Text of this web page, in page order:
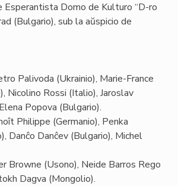
Esperantista Domo de Kulturo “D-ro
(Bulgario), sub la aŭspicio de
Palivoda (Ukrainio), Marie-France
Nicolino Rossi (Italio), Jaroslav
Popova (Bulgario).
Philippe (Germanio), Penka
Danĉo Danĉev (Bulgario), Michel
Browne (Usono), Neide Barros Rego
Dagva (Mongolio).